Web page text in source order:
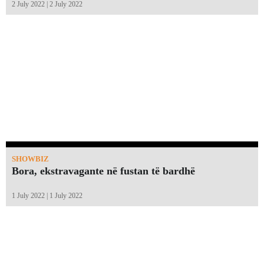
2 July 2022 | 2 July 2022
SHOWBIZ
Bora, ekstravagante në fustan të bardhë
1 July 2022 | 1 July 2022